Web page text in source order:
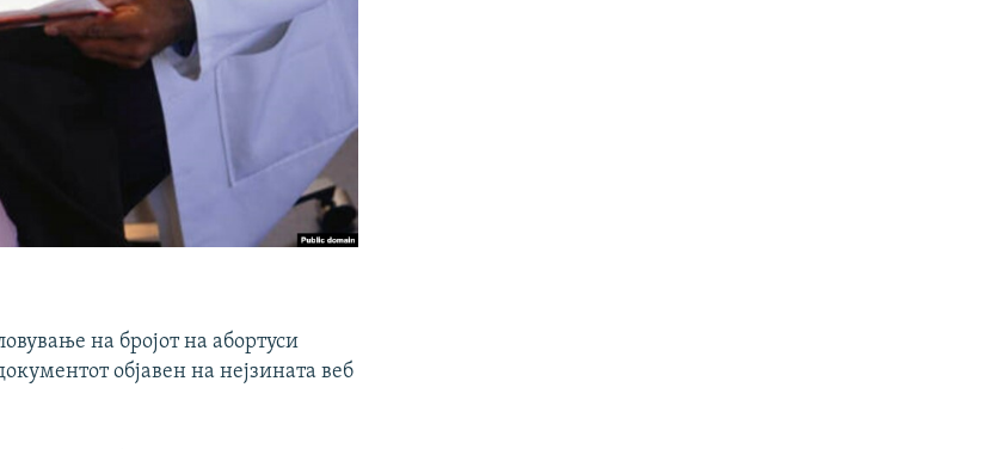
на бројот на абортуси
објавен на нејзината веб